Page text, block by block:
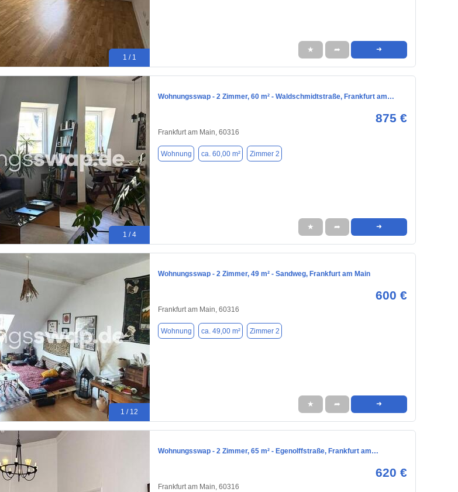
1 / 1
★ ➦ ➜
1 / 4
Wohnungsswap - 2 Zimmer, 60 m² - Waldschmidtstraße, Frankfurt am…
875 €
Frankfurt am Main, 60316
Wohnung ca. 60,00 m² Zimmer 2
★ ➦ ➜
1 / 12
Wohnungsswap - 2 Zimmer, 49 m² - Sandweg, Frankfurt am Main
600 €
Frankfurt am Main, 60316
Wohnung ca. 49,00 m² Zimmer 2
★ ➦ ➜
Wohnungsswap - 2 Zimmer, 65 m² - Egenolffstraße, Frankfurt am…
620 €
Frankfurt am Main, 60316